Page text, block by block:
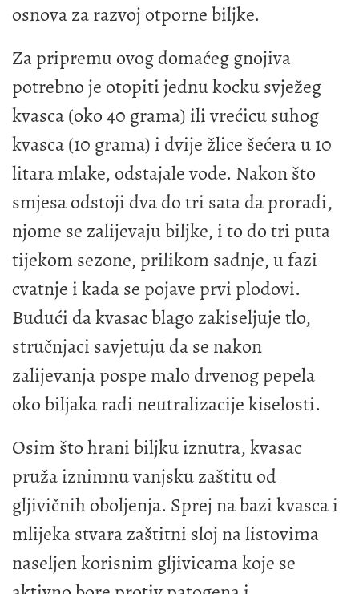
osnova za razvoj otporne biljke.
Za pripremu ovog domaćeg gnojiva
potrebno je otopiti jednu kocku svježeg
kvasca (oko 40 grama) ili vrećicu suhog
kvasca (10 grama) i dvije žlice šećera u 10
litara mlake, odstajale vode. Nakon što
smjesa odstoji dva do tri sata da proradi,
njome se zalijevaju biljke, i to do tri puta
tijekom sezone, prilikom sadnje, u fazi
cvatnje i kada se pojave prvi plodovi.
Budući da kvasac blago zakiseljuje tlo,
stručnjaci savjetuju da se nakon
zalijevanja pospe malo drvenog pepela
oko biljaka radi neutralizacije kiselosti.
Osim što hrani biljku iznutra, kvasac
pruža iznimnu vanjsku zaštitu od
gljivičnih oboljenja. Sprej na bazi kvasca i
mlijeka stvara zaštitni sloj na listovima
naseljen korisnim gljivicama koje se